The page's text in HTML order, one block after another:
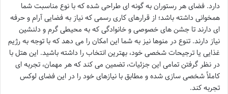
دارد. فضای هر رستوران به گونه ای طراحی شده که با نوع مناسبت شما
همخوانی داشته باشد؛ از قرارهای کاری رسمی که نیاز به فضایی آرام و حرفه
ای دارند تا جشن های خصوصی و خانوادگی که به محیطی گرم و دلنشین
نیاز دارند. تنوع در منوها نیز به شما این امکان را می دهد که با توجه به رژیم
غذایی یا ترجیحات شخصی خود، بهترین انتخاب را داشته باشید. این هتل با
در نظر گرفتن تمامی این جزئیات، تضمین می کند که هر مهمان، تجربه ای
کاملاً شخصی سازی شده و مطابق با نیازهای خود را در این فضای لوکس
تجربه کند.